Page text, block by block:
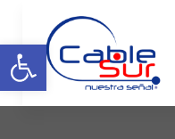
Abrir barra
l
a
r